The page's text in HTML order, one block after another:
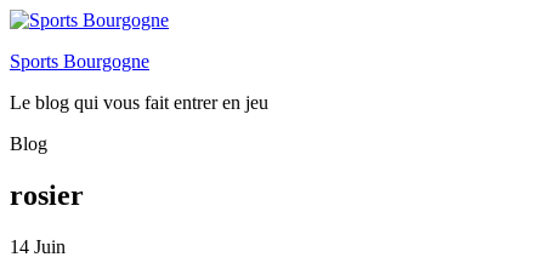
Sports Bourgogne
Le blog qui vous fait entrer en jeu
Blog
rosier
14 Juin